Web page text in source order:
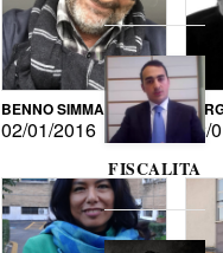
BENNO SIMMA
02/01/2016
FISCALITA